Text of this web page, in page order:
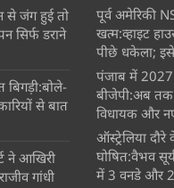
से जंग हुई तो
सिर्फ डराने
से बात
ने आखिरी
गांधी
पूर्व अमेरिकी
खत्म:व्हाइट
पीछे धकेला;
पंजाब में 2027
बीजेपी:अब तक
विधायक और
ऑस्ट्रेलिया
घोषित:वैभव
में 3 वनडे और